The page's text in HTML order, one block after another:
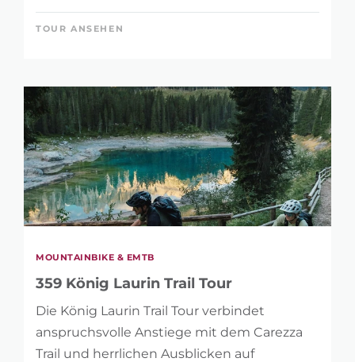
TOUR ANSEHEN
MOUNTAINBIKE & EMTB
359 König Laurin Trail Tour
Die König Laurin Trail Tour verbindet
anspruchsvolle Anstiege mit dem Carezza
Trail und herrlichen Ausblicken auf